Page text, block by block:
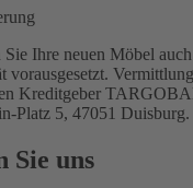
Ihre neuen Möbel
vorausgesetzt.
Kreditgeber
Platz 5, 47051 Duisburg.
Sie uns